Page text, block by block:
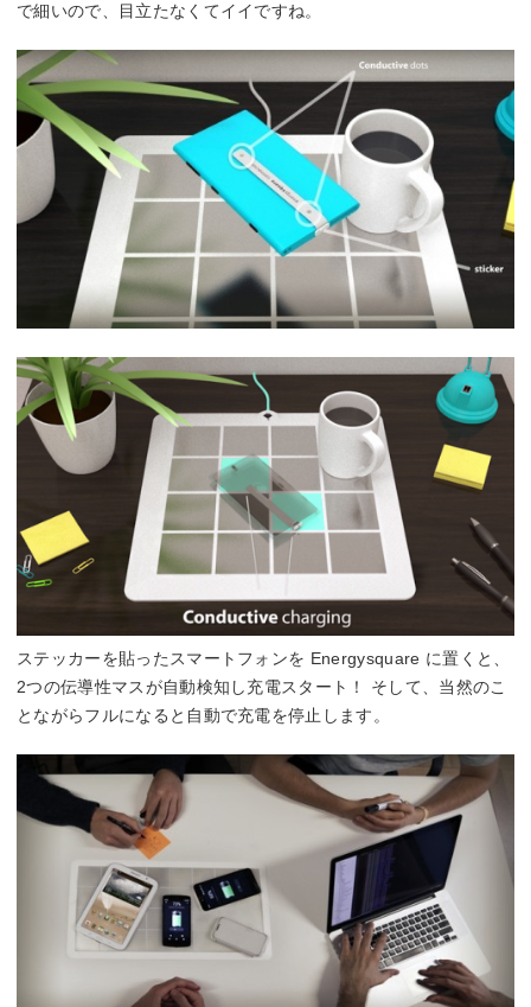
で細いので、目立たなくてイイですね。
ステッカーを貼ったスマートフォンを Energysquare に置くと、
2つの伝導性マスが自動検知し充電スタート！ そして、当然のこ
とながらフルになると自動で充電を停止します。